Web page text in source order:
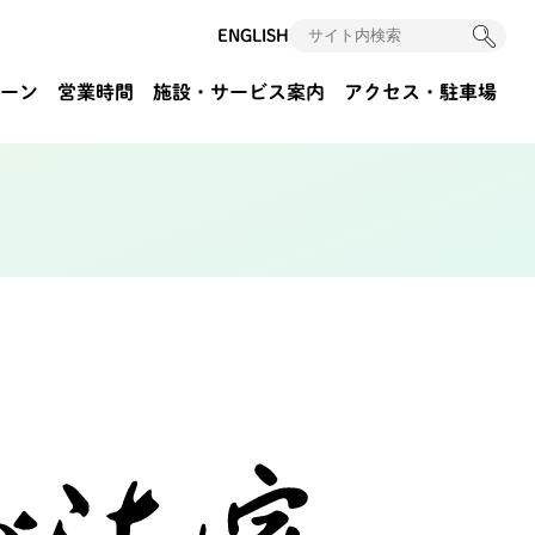
ENGLISH
ン 営業時間 施設・サービス案内 アクセス ・駐車場